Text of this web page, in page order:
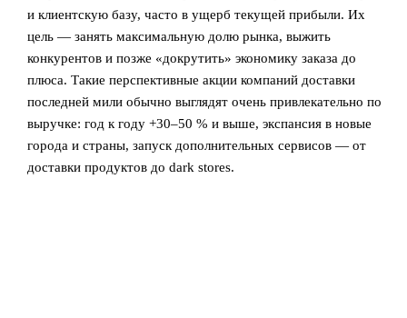
и клиентскую базу, часто в ущерб текущей прибыли. Их
цель — занять максимальную долю рынка, выжить
конкурентов и позже «докрутить» экономику заказа до
плюса. Такие перспективные акции компаний доставки
последней мили обычно выглядят очень привлекательно по
выручке: год к году +30–50 % и выше, экспансия в новые
города и страны, запуск дополнительных сервисов — от
доставки продуктов до dark stores.